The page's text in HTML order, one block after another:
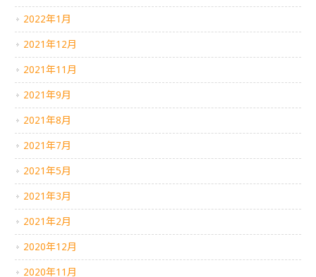
2022年1月
2021年12月
2021年11月
2021年9月
2021年8月
2021年7月
2021年5月
2021年3月
2021年2月
2020年12月
2020年11月